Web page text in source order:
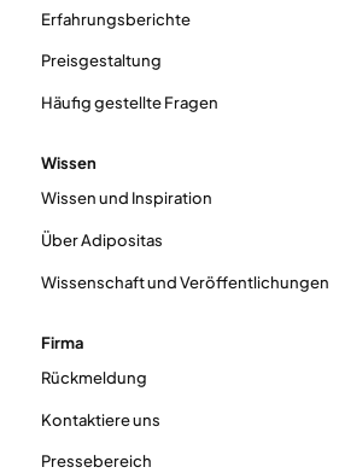
Erfahrungsberichte
Preisgestaltung
Häufig gestellte Fragen
Wissen
Wissen und Inspiration
Über Adipositas
Wissenschaft und Veröffentlichungen
Firma
Rückmeldung
Kontaktiere uns
Pressebereich